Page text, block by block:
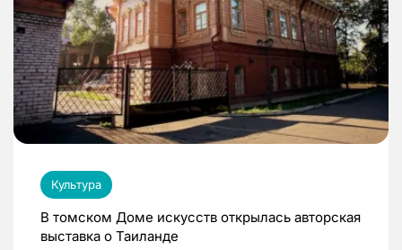
Культура
В томском Доме искусств открылась авторская
выставка о Таиланде